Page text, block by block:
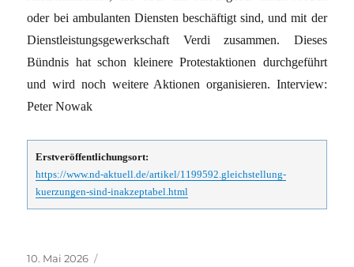
oder bei ambulanten Diensten beschäftigt sind, und mit der
Dienstleistungsgewerkschaft Verdi zusammen. Dieses
Bündnis hat schon kleinere Protestaktionen durchgeführt
und wird noch weitere Aktionen organisieren. Interview:
Peter Nowak
Erstveröffentlichungsort:
https://www.nd-aktuell.de/artikel/1199592.gleichstellung-
kuerzungen-sind-inakzeptabel.html
Veröffentlicht
10. Mai 2026